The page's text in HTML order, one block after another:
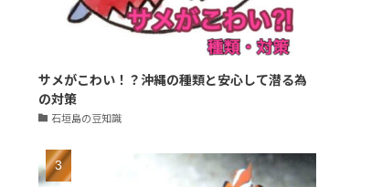
サメがこわい！？沖縄の種類と安心して潜る為
の対策
石垣島の豆知識